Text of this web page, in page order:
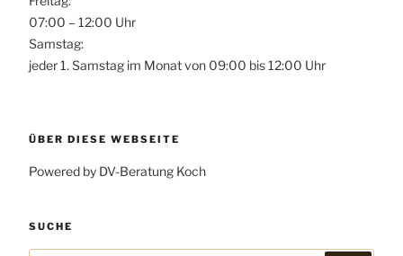
07:00 – 12:00 Uhr
Samstag:
jeder 1. Samstag im Monat von 09:00 bis 12:00 Uhr
ÜBER DIESE WEBSEITE
Powered by DV-Beratung Koch
SUCHE